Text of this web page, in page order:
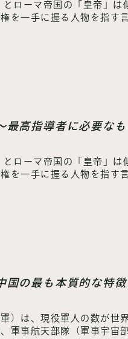
ローマ帝国の「皇帝」
を一手に握る人物を指す
最高指導者に必要な
ローマ帝国の「皇帝」
を一手に握る人物を指す
国の最も本質的な特
）は、現役軍人の数が世
軍事航天部隊（軍事宇宙